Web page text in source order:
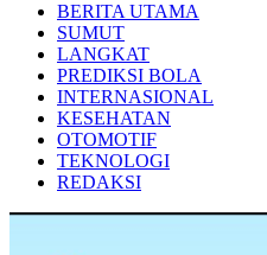
BERITA UTAMA
SUMUT
LANGKAT
PREDIKSI BOLA
INTERNASIONAL
KESEHATAN
OTOMOTIF
TEKNOLOGI
REDAKSI